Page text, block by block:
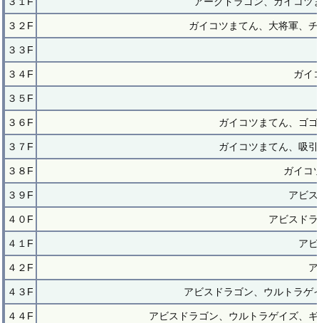
３２F ガイコツまてん、大将軍、
３３F
３４F ガイ
３５F
３６F ガイコツまてん、ゴ
３７F ガイコツまてん、吸
３８F ガイコ
３９F アビ
４０F アビスド
４１F ア
４２F
４３F アビスドラゴン、ウルトラゲ
４４F アビスドラゴン、ウルトラゲイズ、